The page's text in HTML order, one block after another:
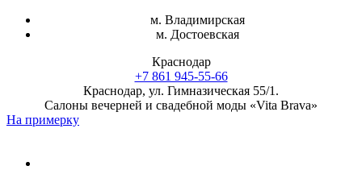
м. Владимирская
м. Достоевская
Краснодар
+7 861 945-55-66
Краснодар, ул. Гимназическая 55/1.
Салоны вечерней и свадебной моды «Vita Brava»
На примерку